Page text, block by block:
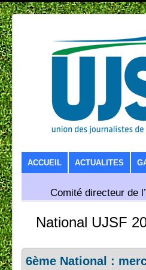
SKIP TO CONTENT
ACCUEIL ACTUALITES
Comité directeur de
National UJSF
6ème National :